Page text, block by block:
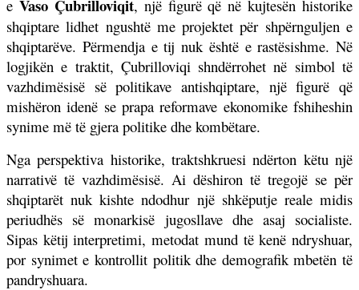
e Vaso Çubrilloviqit, një figurë që në kujtesën historike
shqiptare lidhet ngushtë me projektet për shpërnguljen e
shqiptarëve. Përmendja e tij nuk është e rastësishme. Në
logjikën e traktit, Çubrilloviqi shndërrohet në simbol të
vazhdimësisë së politikave antishqiptare, një figurë që
mishëron idenë se prapa reformave ekonomike fshiheshin
synime më të gjera politike dhe kombëtare.
Nga perspektiva historike, traktshkruesi ndërton këtu një
narrativë të vazhdimësisë. Ai dëshiron të tregojë se për
shqiptarët nuk kishte ndodhur një shkëputje reale midis
periudhës së monarkisë jugosllave dhe asaj socialiste.
Sipas këtij interpretimi, metodat mund të kenë ndryshuar,
por synimet e kontrollit politik dhe demografik mbetën të
pandryshuara.